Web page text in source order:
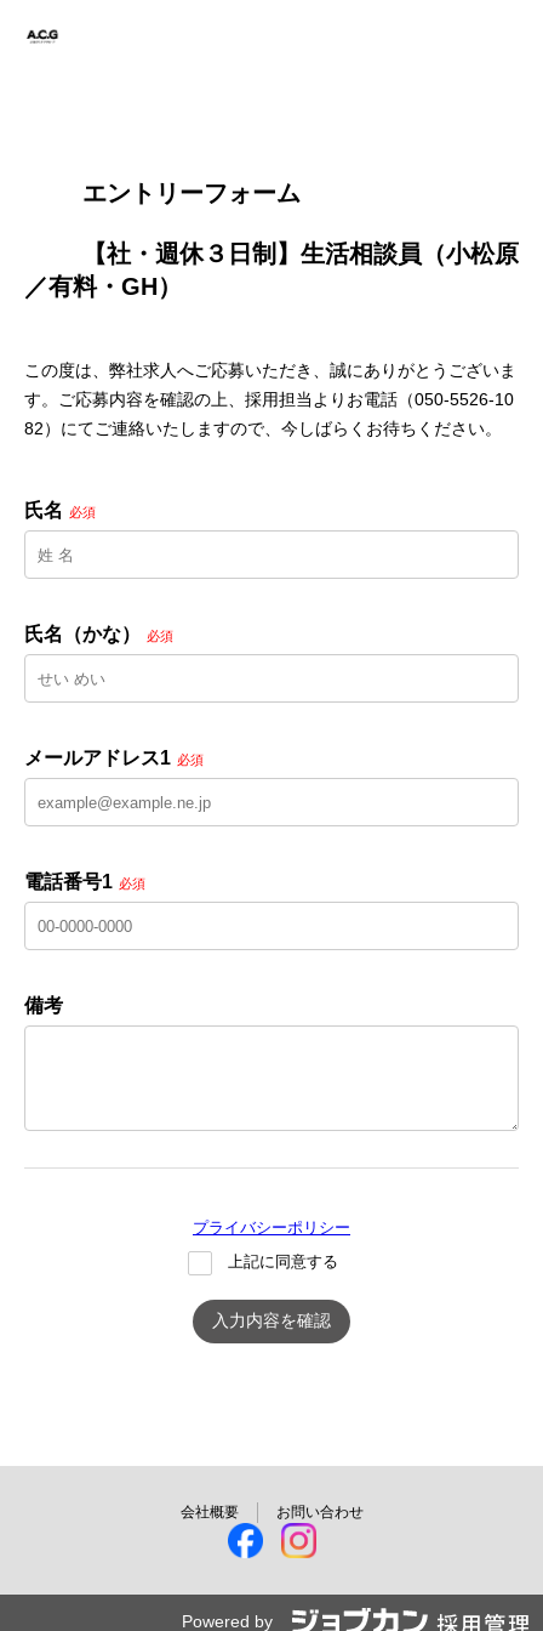
        エントリーフォーム
／有料・GH）
この度は、弊社求人へご応募いただき、誠にありがとうございま
す。ご応募内容を確認の上、採用担当よりお電話（050-5526-10
82）にてご連絡いたしますので、今しばらくお待ちください。
氏名 必須
氏名（かな） 必須
メールアドレス1 必須
電話番号1 必須
備考
プライバシーポリシー
上記に同意する
入力内容を確認
会社概要 お問い合わせ
Powered by